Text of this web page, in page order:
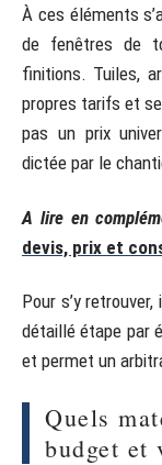
À ces éléments
de fenêtres de
finitions. Tuiles,
propres tarifs et
pas un prix
dictée par le
A lire en
devis, prix et
Pour s’y
détaillé étape par
et permet un
Quels
budget et